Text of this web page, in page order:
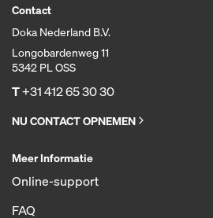
Contact
Doka Nederland B.V.
Longobardenweg 11
5342 PL OSS
T+31 412 65 30 30
NU CONTACT OPNEMEN
Meer Informatie
Online-support
FAQ